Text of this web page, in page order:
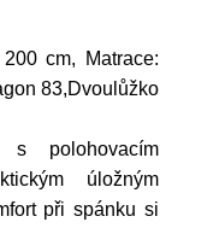
cm, Matrace:
83,Dvoulůžko
s polohovacím
úložným
při spánku si